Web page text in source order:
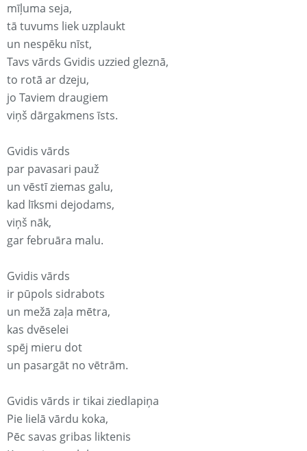
mīļuma seja,
tā tuvums liek uzplaukt
un nespēku nīst,
Tavs vārds Gvidis uzzied gleznā,
to rotā ar dzeju,
jo Taviem draugiem
viņš dārgakmens īsts.
Gvidis vārds
par pavasari pauž
un vēstī ziemas galu,
kad līksmi dejodams,
viņš nāk,
gar februāra malu.
Gvidis vārds
ir pūpols sidrabots
un mežā zaļa mētra,
kas dvēselei
spēj mieru dot
un pasargāt no vētrām.
Gvidis vārds ir tikai ziedlapiņa
Pie lielā vārdu koka,
Pēc savas gribas liktenis